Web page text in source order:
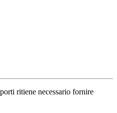
ritiene necessario fornire